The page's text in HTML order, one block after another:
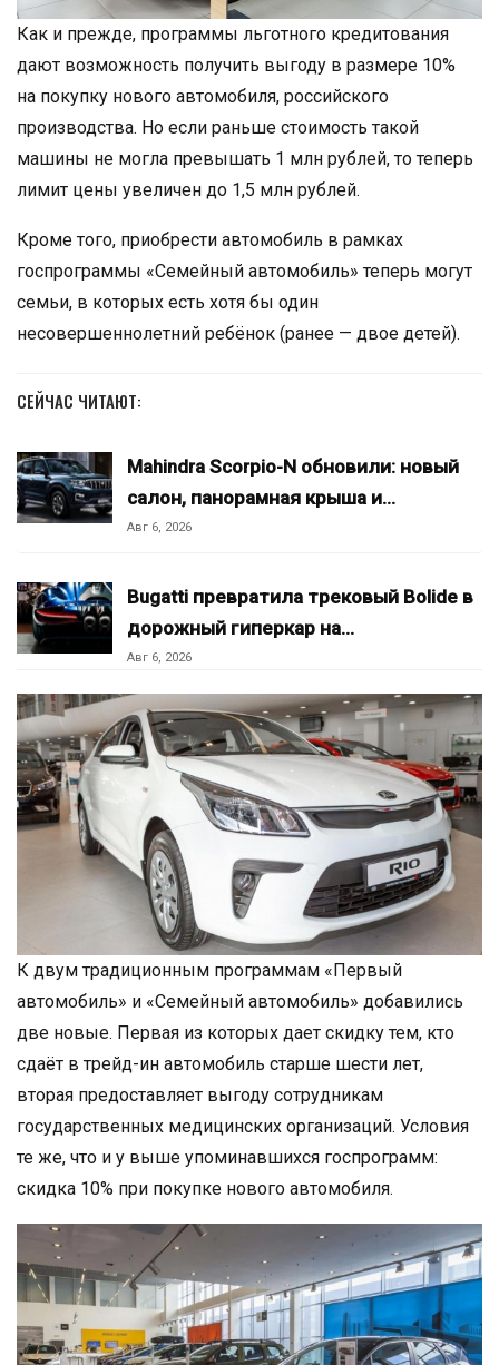
Как и прежде, программы льготного кредитования
дают возможность получить выгоду в размере 10%
на покупку нового автомобиля, российского
производства. Но если раньше стоимость такой
машины не могла превышать 1 млн рублей, то теперь
лимит цены увеличен до 1,5 млн рублей.
Кроме того, приобрести автомобиль в рамках
госпрограммы «Семейный автомобиль» теперь могут
семьи, в которых есть хотя бы один
несовершеннолетний ребёнок (ранее — двое детей).
СЕЙЧАС ЧИТАЮТ:
Mahindra Scorpio-N обновили: новый
салон, панорамная крыша и…
Авг 6, 2026
Bugatti превратила трековый Bolide в
дорожный гиперкар на…
Авг 6, 2026
К двум традиционным программам «Первый
автомобиль» и «Семейный автомобиль» добавились
две новые. Первая из которых дает скидку тем, кто
сдаёт в трейд-ин автомобиль старше шести лет,
вторая предоставляет выгоду сотрудникам
государственных медицинских организаций. Условия
те же, что и у выше упоминавшихся госпрограмм:
скидка 10% при покупке нового автомобиля.